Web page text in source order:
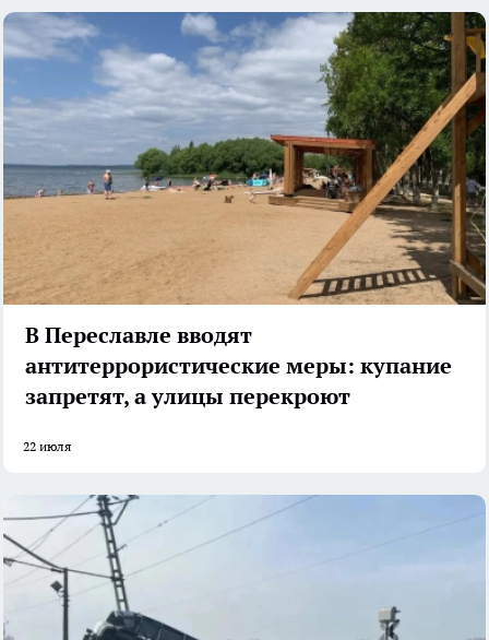
В Переславле вводят
антитеррористические меры: купание
запретят, а улицы перекроют
22 июля